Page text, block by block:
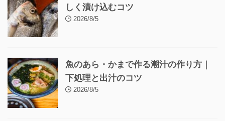
しく漬け込むコツ
2026/8/5
魚のあら・かまで作る潮汁の作り方｜
下処理と出汁のコツ
2026/8/5